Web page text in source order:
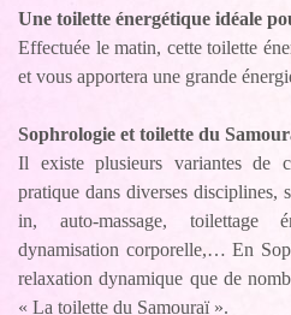
Une toilette énergétique idéale
Effectuée le matin, cette toilette
et vous apportera une grande
Sophrologie et toilette du
Il existe plusieurs variantes de
pratique dans diverses disciplines,
in, auto-massage, toilettage
dynamisation corporelle,… En
relaxation dynamique que de
« La toilette du Samouraï ».